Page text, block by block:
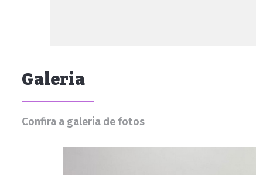
Galeria
Confira a galeria de fotos